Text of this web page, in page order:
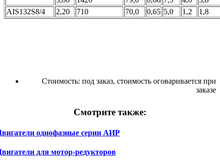
АIS132S8/4
2,20 710 70,0 0,65 5,0 1,2 1,8
Стоимость: под заказ, стоимость оговаривается при
заказе
Смотрите также:
однофазные серии АИР
для мотор-редукторов